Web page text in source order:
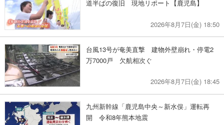
道半ばの復旧 現地リポート【鹿児島】
2026年8月7日(金) 18:50
台風13号が奄美直撃 建物外壁崩れ・停電2
万7000戸 欠航相次ぐ
2026年8月7日(金) 18:45
九州新幹線「鹿児島中央～新水俣」運転再
開 令和8年熊本地震